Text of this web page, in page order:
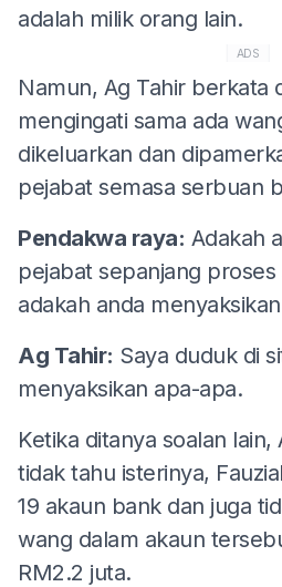
adalah milik orang lain.
ADS
Namun, Ag Tahir berkata
mengingati sama ada
dikeluarkan dan
pejabat semasa serbuan
Pendakwa raya: Adakah
pejabat sepanjang
adakah anda
Ag Tahir: Saya duduk di
menyaksikan apa-apa.
Ketika ditanya soalan
tidak tahu isterinya,
19 akaun bank dan juga
wang dalam akaun
RM2.2 juta.